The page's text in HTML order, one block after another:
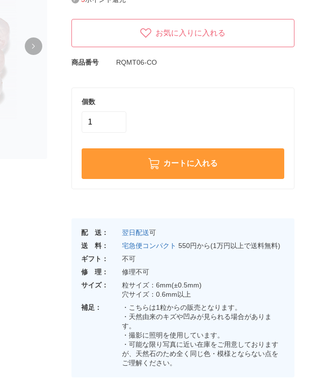
お気に入りに入れる
商品番号 RQMT06-CO
個数
カートに入れる
配 送： 翌日配送可
送 料：
宅急便コンパクト 550円から(1万円以上で送料無料)
ギフト：
不可
修 理：
修理不可
サイズ：
粒サイズ：6mm(±0.5mm)
穴サイズ：0.6mm以上
補足：
・こちらは1粒からの販売となります。
・天然由来のキズや凹みが見られる場合がありま
す。
・撮影に照明を使用しています。
・可能な限り写真に近い在庫をご用意しております
が、天然石のため全く同じ色・模様とならない点を
ご理解ください。